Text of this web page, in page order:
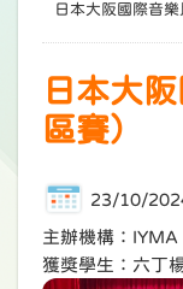
日本大阪國際音樂
日本大
區賽）
23/10/
主辦機構：IYMA
獲獎學生：六丁